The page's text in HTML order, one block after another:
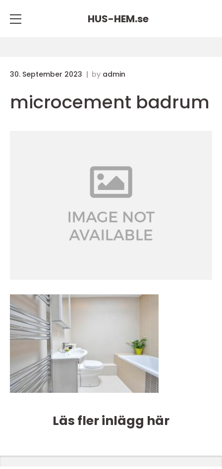
HUS-HEM.se
30. September 2023 by admin
microcement badrum
Läs fler inlägg här